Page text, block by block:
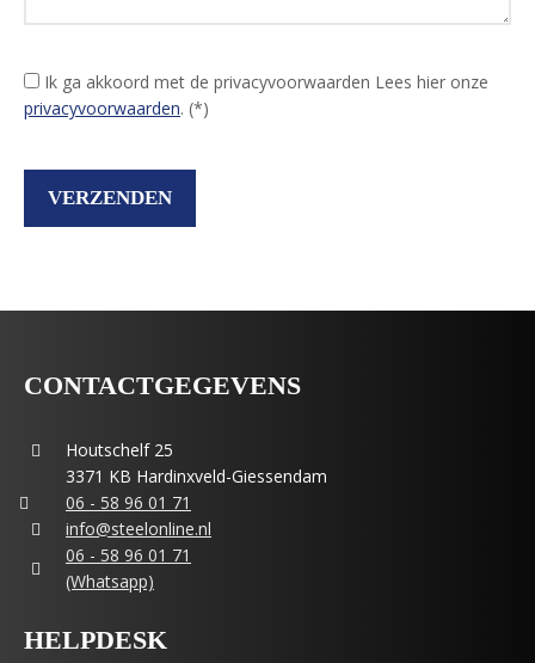
Ik ga akkoord met de privacyvoorwaarden Lees hier onze
privacyvoorwaarden. (*)
CONTACTGEGEVENS
Houtschelf 25
3371 KB Hardinxveld-Giessendam
06 - 58 96 01 71
info@steelonline.nl
06 - 58 96 01 71
(Whatsapp)
HELPDESK